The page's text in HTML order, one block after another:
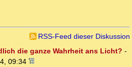
RSS-Feed dieser Diskussion
die ganze Wahrheit ans Licht? -
09:34